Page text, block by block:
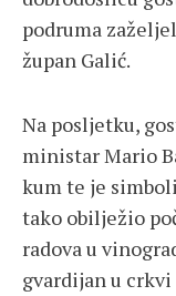
podruma
župan Galić.
Na posljetku,
ministar Mario
kum te je
tako obilježio
radova u
gvardijan u crkvi